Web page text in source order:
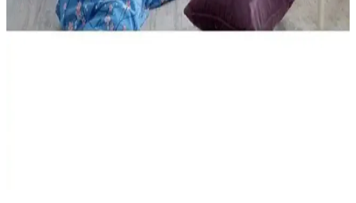
İki popüler çocuk bornozunu detaylı şekilde karşılaştırıyoruz.